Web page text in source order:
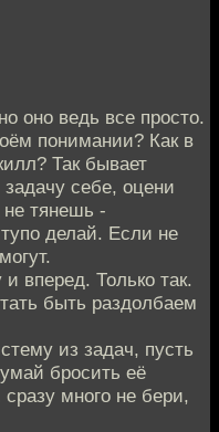
оно ведь все просто.
понимании? Как в
Так бывает
себе, оцени
тянешь -
делай. Если не
вперед. Только так.
быть раздолбаем
из задач, пусть
бросить её
много не бери,